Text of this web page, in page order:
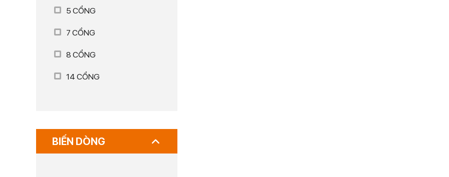
5 CỔNG
7 CỔNG
8 CỔNG
14 CỔNG
BIẾN DÒNG